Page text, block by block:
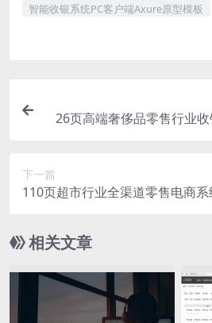
智能收银系统PC客户端Axure原型模板
26页高端奢侈品零售行业
下一篇
110页超市行业全渠道零售电商
相关文章